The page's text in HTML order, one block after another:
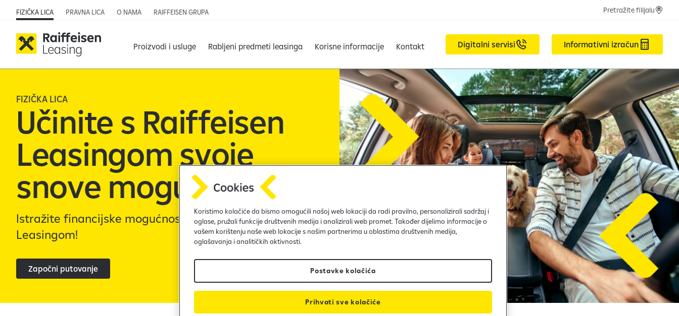
FIZIČKA LICA PRAVNA LICA O NAMA RAIFFEISEN GRUPA Pretražite filijalu
Proizvodi i usluge Rabljeni predmeti leasinga Korisne informacije Kontakt Digitalni servisi Informativni izračun
FIZIČKA LICA
Učinite s Raiffeisen
Leasingom svoje
snove mogućim
Istražite financijske mogućnosti sa Raiffeisen
Leasingom!
Započni putovanje
Koristimo kolačiće da bismo omogućili našoj web lokaciji da radi pravilno, personalizirali sadržaj i
oglase, pružali funkcije društvenih medija i analizirali web promet. Također dijelimo informacije o
vašem korištenju naše web lokacije s našim partnerima u oblastima društvenih medija,
oglašavanja i analitičkih aktivnosti.
Postavke kolačića
Prihvati sve kolačiće